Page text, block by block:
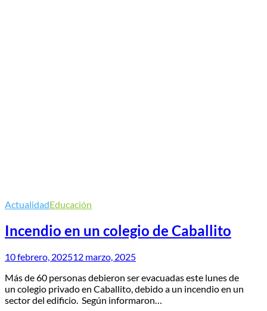
ActualidadEducación
Incendio en un colegio de Caballito
10 febrero, 202512 marzo, 2025
Más de 60 personas debieron ser evacuadas este lunes de
un colegio privado en Caballito, debido a un incendio en un
sector del edificio. Según informaron…